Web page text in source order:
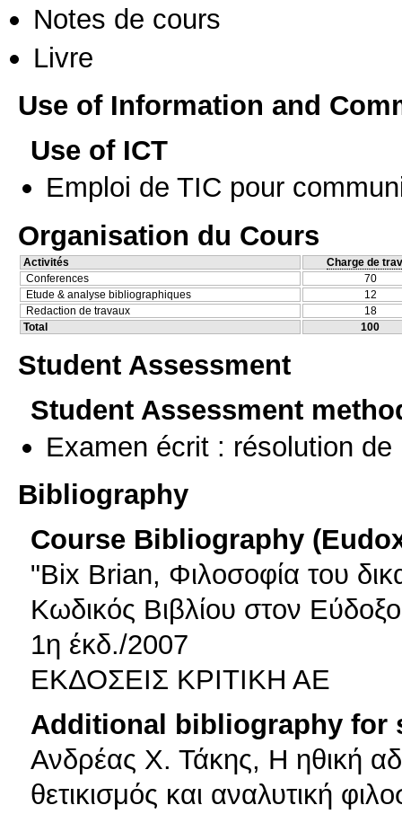
Notes de cours
Livre
Use of Information and
Use of ICT
Emploi de TIC pour
Organisation du Cours
Activités
Charge de
Conferences
70
Etude & analyse bibliographiques
12
Redaction de travaux
18
Total
100
Student Assessment
Student Assessment
Examen écrit : résolution de
Bibliography
Course Bibliography
"Bix Brian, Φιλοσοφία του
Κωδικός Βιβλίου στον
1η έκδ./2007
ΕΚΔΟΣΕΙΣ ΚΡΙΤΙΚΗ ΑΕ
Additional bibliography for
Ανδρέας Χ. Τάκης, Η ηθική
θετικισμός και αναλυτική